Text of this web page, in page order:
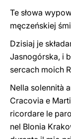
Te słowa
męczeńskiej
Dzisiaj je
Jasnogórska, i
sercach moich
Nella solennità
Cracovia e
ricordare le
nel Blonia